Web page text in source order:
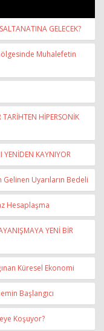
GELECEK?
Muhalefetin
HİPERSONİK
YENİDEN KAYNIYOR
Uyarıların Bedeli
Hesaplaşma
YENİ BİR
Küresel Ekonomi
Başlangıcı
Koşuyor?